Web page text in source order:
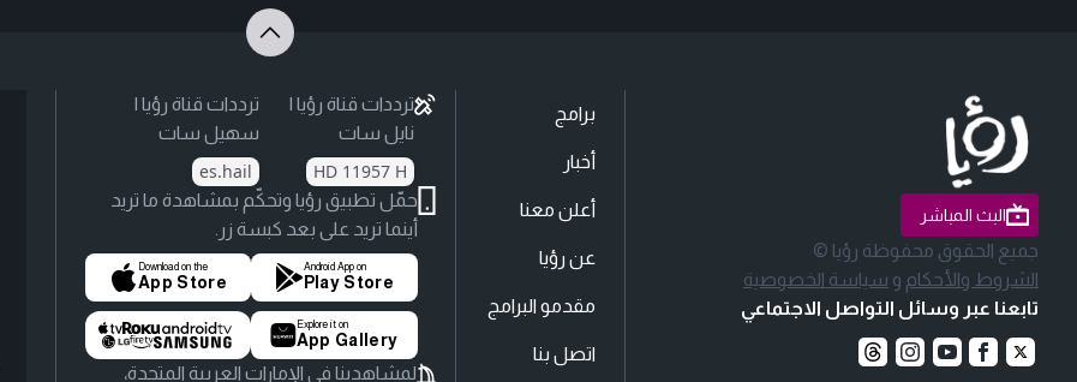
البث المباشر
جميع الحقوق محفوظة رؤيا ©
الشروط والأحكام و سياسة الخصوصية
تابعنا عبر وسائل التواصل الاجتماعي
برامج
أخبار
أعلن معنا
عن رؤيا
مقدمو البرامج
اتصل بنا
ترددات قناة رؤيا |
نايل سات
HD 11957 H
ترددات قناة رؤيا |
سهيل سات
es.hail
حمّل تطبيق رؤيا وتحكّم بمشاهدة ما تريد
أينما تريد على بعد كبسة زر.
Android App on
Play Store
Download on the
App Store
Explore it on
App Gallery
لمشاهدينا في الإمارات العربية المتحدة،